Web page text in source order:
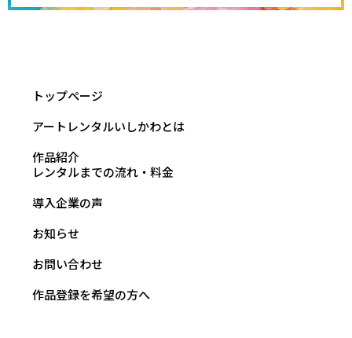
トップページ
アートレンタルいしかわとは
作品紹介
レンタルまでの流れ・料金
導入企業の声
お知らせ
お問い合わせ
作品登録を希望の方へ